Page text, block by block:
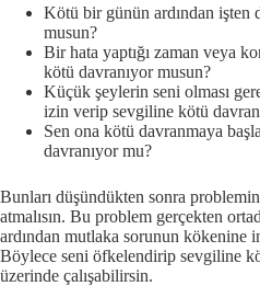
Kötü bir günün ardından işten
musun?
Bir hata yaptığı zaman veya
kötü davranıyor musun?
Küçük şeylerin seni olması
izin verip sevgiline kötü
Sen ona kötü davranmaya
davranıyor mu?
Bunları düşündükten sonra
atmalısın. Bu problem gerçekten
ardından mutlaka sorunun kökenine
Böylece seni öfkelendirip sevgiline
üzerinde çalışabilirsin.